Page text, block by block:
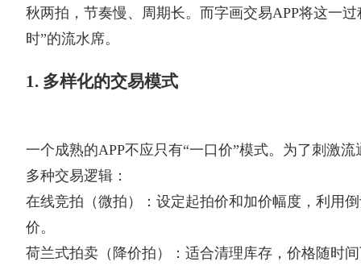
秋两拍，节奏慢、周期长。而字画交易APP将这一过
时”的流水席。
1. 多样化的交易模式
一个成熟的APP不应只有“一口价”模式。为了刺激
多种交易逻辑：
在线竞拍（微拍）：设定起拍价和加价幅度，利用
价。
荷兰式拍卖（降价拍）：适合清理库存，价格随时